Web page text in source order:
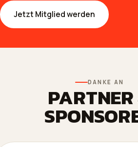
Jetzt Mitglied werden
DANKE AN